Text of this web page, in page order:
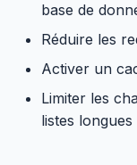
base de
Réduire les
Activer un
Limiter les
listes longues